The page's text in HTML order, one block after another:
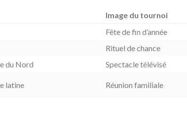
Image du tournoi
Fête de fin d’année
Rituel de chance
du Nord
Spectacle télévisé
latine Réunion familiale